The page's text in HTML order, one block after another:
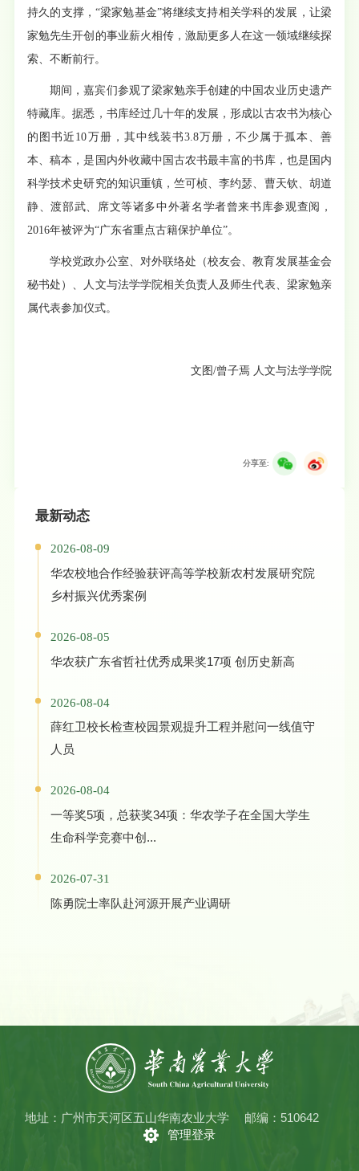
持久的支撑，“梁家勉基金”将继续支持相关学科的发展，让梁
家勉先生开创的事业薪火相传，激励更多人在这一领域继续探
索、不断前行。
期间，嘉宾们参观了梁家勉亲手创建的中国农业历史遗产
特藏库。据悉，书库经过几十年的发展，形成以古农书为核心
的图书近10万册，其中线装书3.8万册，不少属于孤本、善
本、稿本，是国内外收藏中国古农书最丰富的书库，也是国内
科学技术史研究的知识重镇，竺可桢、李约瑟、曹天钦、胡道
静、渡部武、席文等诸多中外著名学者曾来书库参观查阅，
2016年被评为“广东省重点古籍保护单位”。
学校党政办公室、对外联络处（校友会、教育发展基金会
秘书处）、人文与法学学院相关负责人及师生代表、梁家勉亲
属代表参加仪式。
文图/曾子焉 人文与法学学院
分享至:
最新动态
2026-08-09
华农校地合作经验获评高等学校新农村发展研究院
乡村振兴优秀案例
2026-08-05
华农获广东省哲社优秀成果奖17项 创历史新高
2026-08-04
薛红卫校长检查校园景观提升工程并慰问一线值守
人员
2026-08-04
一等奖5项，总获奖34项：华农学子在全国大学生
生命科学竞赛中创...
2026-07-31
陈勇院士率队赴河源开展产业调研
地址：广州市天河区五山华南农业大学
邮编：510642
管理登录